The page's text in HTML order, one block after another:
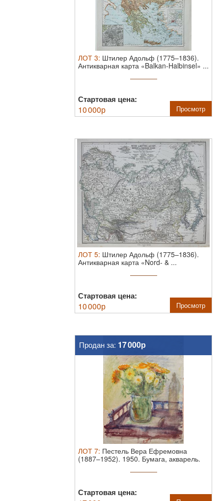
ЛОТ 3: Штилер Адольф (1775–1836).
Антикварная карта «Balkan-Halbinsel» ...
Стартовая цена:
10 000р Просмотр
ЛОТ 5: Штилер Адольф (1775–1836).
Антикварная карта «Nord- & ...
Стартовая цена:
10 000р Просмотр
Продан за: 17 000р
ЛОТ 7: Пестель Вера Ефремовна
(1887–1952). 1950. Бумага, акварель.
Стартовая цена: